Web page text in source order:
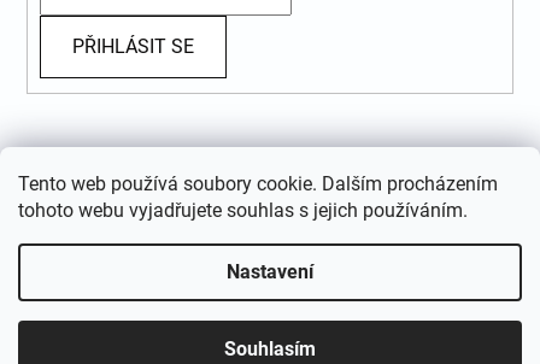
Tento web používá soubory cookie. Dalším procházením
tohoto webu vyjadřujete souhlas s jejich používáním.
Nastavení
Souhlasím
PŘIHLÁSIT SE
Vytvořil Shoptet
GRANDSTYL.CZ